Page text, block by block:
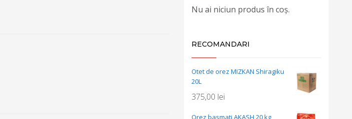
Nu ai niciun produs în coș.
RECOMANDARI
Otet de orez MIZKAN Shiragiku
20L
375,00 lei
Orez basmati AKASH 20 kg